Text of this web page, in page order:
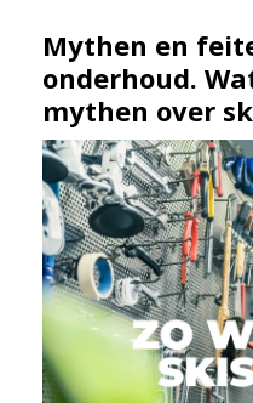
Mythen en
onderhoud.
mythen over